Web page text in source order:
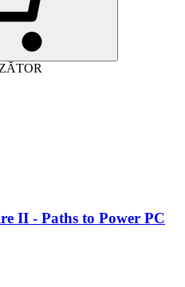
II - Paths to Power PC